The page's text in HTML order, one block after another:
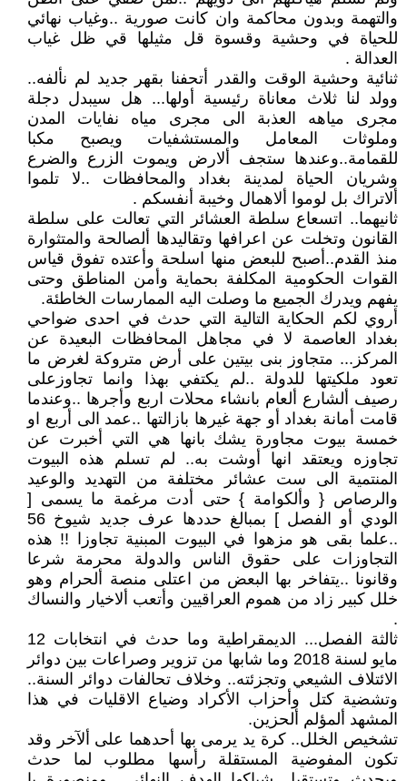
والتهمة وبدون محاكمة وان كانت صورية ..وغياب نهائي
للحياة في وحشية وقسوة قل مثيلها قي ظل غياب
العدالة .
ثنائية وحشية الوقت والقدر أتحفنا بقهر جديد لم نألفه..
وولد لنا ثلاث معاناة رئيسية أولها... هل سيبدل دجلة
مجرى مياهه العذبة الى مجرى مياه نفايات المدن
وملوثات المعامل والمستشفيات ويصبح مكبا
للقمامة..وعندها ستجف ألارض ويموت الزرع والضرع
وشريان الحياة لمدينة بغداد والمحافظات ..لا تلموا
ألاتراك بل لوموا ألاهمال وخيبة أنفسكم .
ثانيهما.. اتسعاع سلطة العشائر التي تعالت على سلطة
القانون وتخلت عن اعرافها وتقاليدها ألصالحة والمتثوارة
منذ القدم..أصبح للبعض منها اسلحة وأعتده تفوق قياس
القوات الحكومية المكلفة بحماية وأمن المناطق وحتى
يفهم ويدرك الجميع ما وصلت اليه الممارسات الخاطئة.
أروي لكم الحكاية التالية التي حدث في احدى ضواحي
بغداد العاصمة لا في مجاهل المحافظات البعيدة عن
المركز... متجاوز بنى بيتين على أرض متروكة لغرض ما
تعود ملكيتها للدولة ..لم يكتفي بهذا وانما تجاوزعلى
رصيف ألشارع ألعام بانشاء محلات اربع وأجرها ..وعندما
قامت أمانة بغداد أو جهة غيرها بازالتها ..عمد الى أربع او
خمسة بيوت مجاورة يشك بانها هي التي أخبرت عن
تجاوزه ويعتقد انها أوشت به.. لم تسلم هذه البيوت
المنتمية الى ست عشائر مختلفة من التهديد والوعيد
والرصاص { وألكوامة } حتى أدت مرغمة ما يسمى [
الودي أو الفصل ] بمبالغ حددها عرف جديد شيوخ 56
..علما بقى هو مزهوا في البيوت المبنية تجاوزا !! هذه
التجاوزات على حقوق الناس والدولة محرمة شرعا
وقانونا ..يتفاخر بها البعض من اعتلى منصة ألحرام وهو
خلل كبير زاد من هموم العراقيين وأتعب ألاخيار والنساك
.
ثالثة الفصل... الديمقراطية وما حدث في انتخابات 12
مايو لسنة 2018 وما شابها من تزوير وصراعات بين دوائر
الائتلاف الشيعي وتجزئته.. وخلاف تحالفات دوائر السنة..
وتشضية كتل وأحزاب الأكراد وضياع الاقليات في هذا
المشهد ألمؤلم ألحزين.
تشخيص الخلل.. كرة يد يرمى بها أحدهما على ألآخر وقد
تكون المفوضية المستقلة رأسها مطلوب لما حدث